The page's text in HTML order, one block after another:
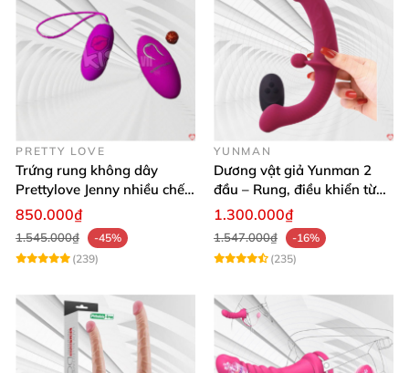
PRETTY LOVE
Trứng rung không dây
Prettylove Jenny nhiều chế
độ rung silicone Nhật
850.000₫
1.545.000₫
-45%
(239)
YUNMAN
Dương vật giả Yunman 2
đầu – Rung, điều khiển từ
xa cho les cực phê
1.300.000₫
1.547.000₫
-16%
(235)